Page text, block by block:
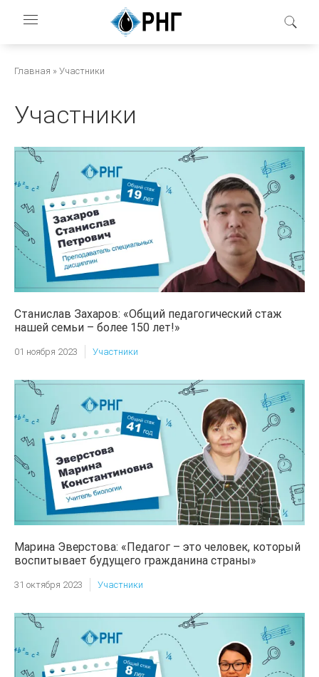
основному
Строка
навигации
Главная Участники
Участники
Станислав Захаров: «Общий педагогический стаж
нашей семьи – более 150 лет!»
01 ноября 2023 Участники
Марина Эверстова: «Педагог – это человек, который
воспитывает будущего гражданина страны»
31 октября 2023 Участники